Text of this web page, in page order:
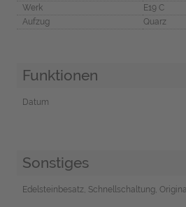
Werk
E19 C
Aufzug
Quarz
Funktionen
Datum
Sonstiges
Edelsteinbesatz, Schnellschaltung,